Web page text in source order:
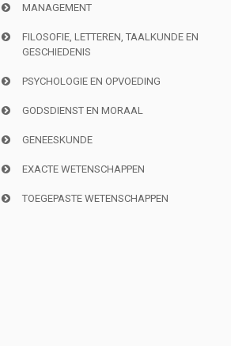
MANAGEMENT
FILOSOFIE, LETTEREN, TAALKUNDE EN
GESCHIEDENIS
PSYCHOLOGIE EN OPVOEDING
GODSDIENST EN MORAAL
GENEESKUNDE
EXACTE WETENSCHAPPEN
TOEGEPASTE WETENSCHAPPEN